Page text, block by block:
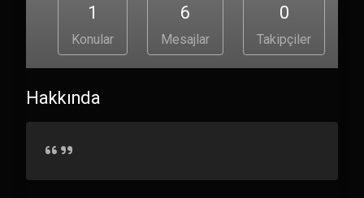
1
Konular
6
Mesajlar
0
Takipçiler
Hakkında